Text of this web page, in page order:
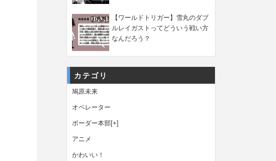
【ワールドトリガー】雪丸のダブ
ルレイガストってどういう戦い方
なんだろう？
カテゴリ
鳩原未来
オペレーター
ボーダー本部[+]
アニメ
かわいい！